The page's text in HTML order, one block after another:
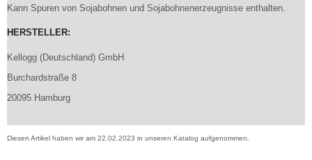
Kann Spuren von Sojabohnen und Sojabohnenerzeugnisse enthalten.
HERSTELLER:
Kellogg (Deutschland) GmbH
Burchardstraße 8
20095 Hamburg
Diesen Artikel haben wir am 22.02.2023 in unseren Katalog aufgenommen.